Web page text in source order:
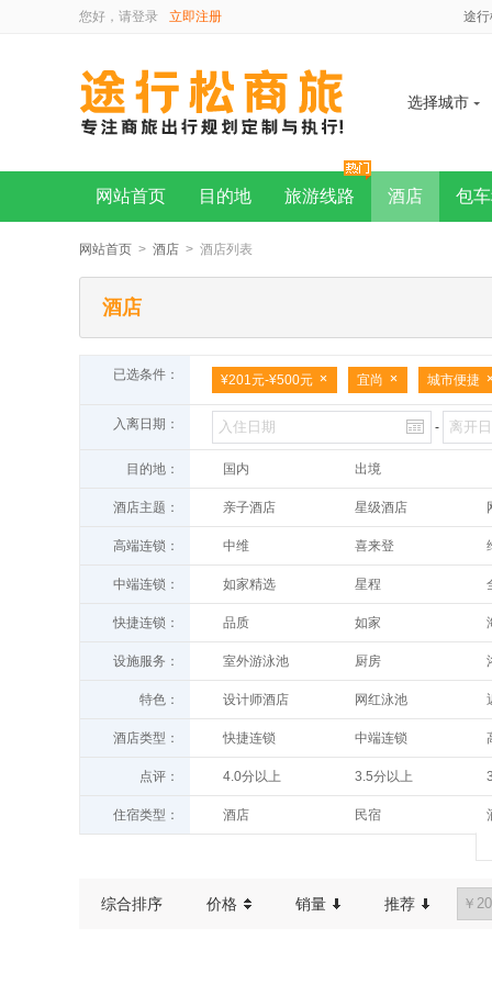
您好，请登录 立即注册 途
选择城市
网站首页 目的地 旅游线路 酒店 包
网站首页 > 酒店 > 酒店列表
酒店
已选条件： ¥201元-¥500元 宜尚 城市便捷
入离日期： -
目的地： 国内 出境
酒店主题： 亲子酒店 星级酒店
高端连锁： 中维 喜来登
亚朵
希尔顿
威斯汀
温德姆
世纪金源
花间堂
万达文华
豪生
万达文华
希尔顿逸林
万豪
CitiGO
漫心
建国饭店
中端连锁： 如家精选 星程
白玉兰
潮漫
桔子酒店
康铂
时光漫步
途客中国
希岸
希岸·轻雅
快捷连锁： 品质 如家
华驿酒店
驿家365
银座佳驿
便宜居连锁
7天优品
99新标
贝壳
城家公寓
莫泰
你好
维也纳3好
雅悦酒店
设施服务： 室外游泳池 厨房
室内游泳池
健身房
棋牌室
高尔夫球场
叫醒服务
吸烟区
特色： 设计师酒店 网红泳池
米其林餐厅
浪漫情侣
窗外好景
豪宅
酒店类型： 快捷连锁 中端连锁
点评： 4.0分以上 3.5分以上
住宿类型： 酒店 民宿
综合排序 价格 销量 推荐